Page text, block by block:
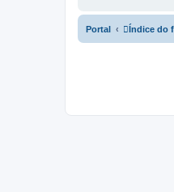
Portal Índice do